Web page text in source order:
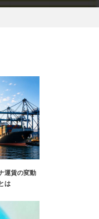
運賃の変動
は